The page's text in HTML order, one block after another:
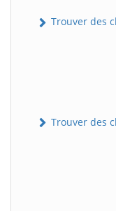
Trouver des
Trouver des